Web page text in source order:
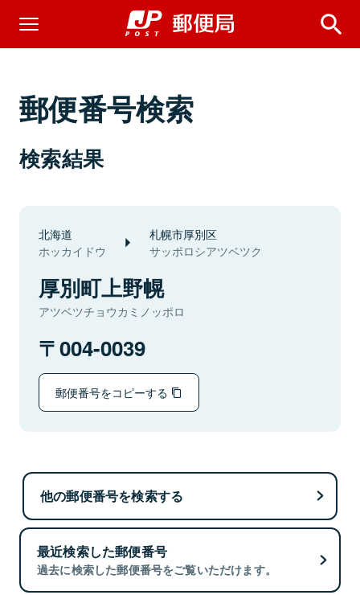
郵便番号検索
検索結果
北海道
ホッカイドウ
札幌市厚別区
サッポロシアツベツク
厚別町上野幌
アツベツチョウカミノッポロ
004-0039
郵便番号をコピーする
他の郵便番号を検索する
最近検索した郵便番号
過去に検索した郵便番号をご覧いただけます。